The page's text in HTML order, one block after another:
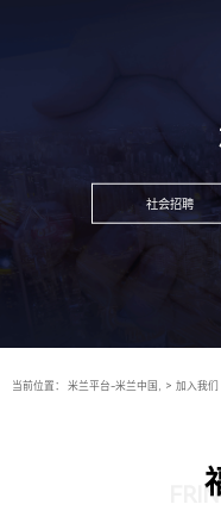
社会招聘
当前位置： 米兰平台-米兰中国, > 加入我们